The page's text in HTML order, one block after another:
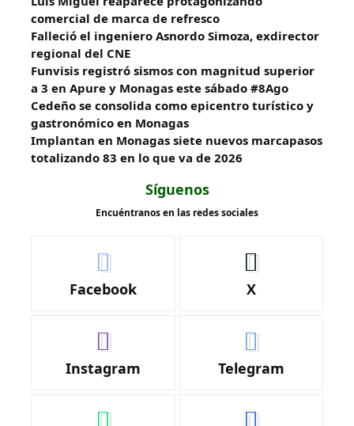
comercial de marca de refresco
Falleció el ingeniero Asnordo Simoza, exdirector
regional del CNE
Funvisis registró sismos con magnitud superior
a 3 en Apure y Monagas este sábado #8Ago
Cedeño se consolida como epicentro turístico y
gastronómico en Monagas
Implantan en Monagas siete nuevos marcapasos
totalizando 83 en lo que va de 2026
Síguenos
Encuéntranos en las redes sociales
Facebook X
Instagram Telegram